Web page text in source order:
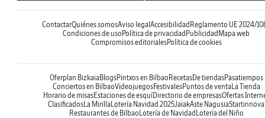
ContactarQuiénes somosAviso legal Accesibilidad Reglamento UE 2024/
Condiciones de uso Política de privacidad Publicidad Mapa web
Compromisos editorialesPolítica de cookies
Oferplan Bizkaia BlogsPintxos en Bilbao RecetasDe tiendasPasatiempos
Conciertos en BilbaoVideojuegosFestivalesPuntos de venta La Tienda
Horario de misasEstaciones de esquíDirectorio de empresasOfertas
Clasificados La Mirilla Lotería Navidad 2025JaiakAste NagusiaStartinnova
Restaurantes de Bilbao Lotería de Navidad Lotería del Niño